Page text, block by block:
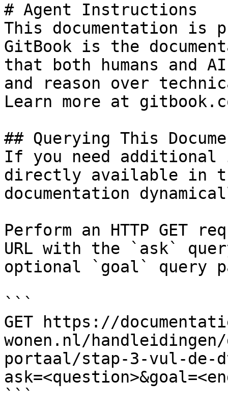
# Agent Instructions
This documentation is
GitBook is the
that both humans and
and reason over
Learn more at
## Querying This
If you need
directly available in
documentation
Perform an HTTP GET
URL with the `ask`
optional `goal` query
```
GET https://
wonen.nl/
portaal/stap-3-vul-de-
```